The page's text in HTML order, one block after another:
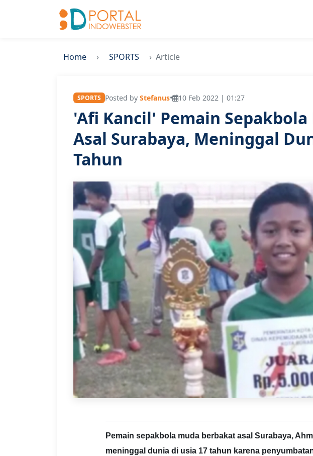
Home SPORTS Article
SPORTS Posted by Stefanus• 10 Feb 2022 | 01:27
'Afi Kancil' Pemain
Asal Surabaya, Meninggal
Tahun
Pemain sepakbola muda berbakat asal Surabaya,
meninggal dunia di usia 17 tahun karena